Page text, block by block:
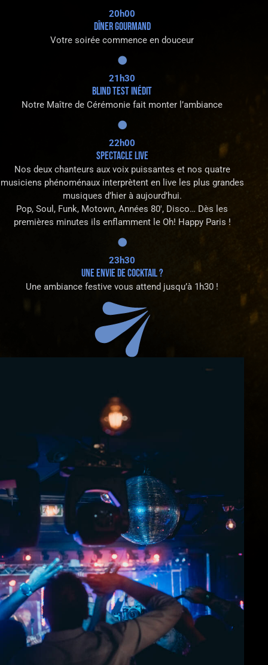
20h00
DÎNER GOURMAND
Votre soirée commence en douceur
21h30
BLIND TEST INÉDIT
Notre Maître de Cérémonie fait monter l’ambiance
22h00
SPECTACLE LIVE
Nos deux chanteurs aux voix puissantes et nos quatre
musiciens phénoménaux interprètent en live les plus grandes
musiques d’hier à aujourd’hui.
Pop, Soul, Funk, Motown, Années 80′, Disco… Dès les
premières minutes ils enflamment le Oh! Happy Paris !
23h30
UNE ENVIE DE COCKTAIL ?
Une ambiance festive vous attend jusqu’à 1h30 !